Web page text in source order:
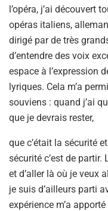
l’opéra, j’ai découvert
opéras italiens,
dirigé par de très
d’entendre des voix
espace à l’expression
lyriques. Cela m’a
souviens : quand j’ai
que je devrais rester,
que c’était la sécurité
sécurité c’est de partir.
et d’aller là où je veux
je suis d’ailleurs parti
expérience m’a